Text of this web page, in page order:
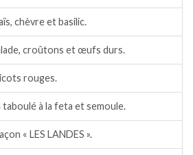
chèvre et basilic.
croûtons et œufs durs.
rouges.
à la feta et semoule.
« LES LANDES ».